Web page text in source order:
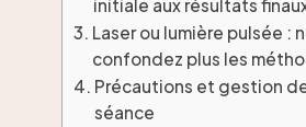
initiale aux résultats
Laser ou lumière pulsée :
confondez plus les
Précautions et gestion
séance